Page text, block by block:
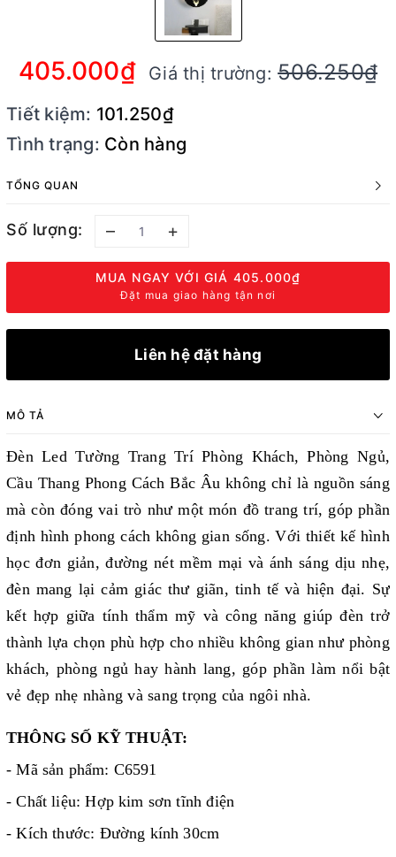
405.000₫ Giá thị trường:506.250₫
Tiết kiệm: 101.250₫
Tình trạng: Còn hàng
TỔNG QUAN
Số lượng: – +
MUA NGAY VỚI GIÁ 405.000₫
Đặt mua giao hàng tận nơi
Liên hệ đặt hàng
MÔ TẢ
Đèn Led Tường Trang Trí Phòng Khách, Phòng Ngủ,
Cầu Thang Phong Cách Bắc Âu không chỉ là nguồn sáng
mà còn đóng vai trò như một món đồ trang trí, góp phần
định hình phong cách không gian sống. Với thiết kế hình
học đơn giản, đường nét mềm mại và ánh sáng dịu nhẹ,
đèn mang lại cảm giác thư giãn, tinh tế và hiện đại. Sự
kết hợp giữa tính thẩm mỹ và công năng giúp đèn trở
thành lựa chọn phù hợp cho nhiều không gian như phòng
khách, phòng ngủ hay hành lang, góp phần làm nổi bật
vẻ đẹp nhẹ nhàng và sang trọng của ngôi nhà.
THÔNG SỐ KỸ THUẬT:
- Mã sản phẩm: C6591
- Chất liệu: Hợp kim sơn tĩnh điện
- Kích thước: Đường kính 30cm